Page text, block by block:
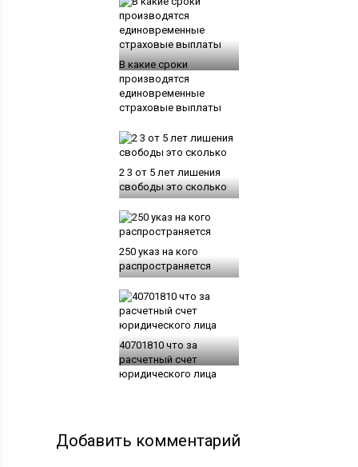
В какие сроки
производятся
единовременные
страховые выплаты
2 3 от 5 лет лишения
свободы это сколько
250 указ на кого
распространяется
40701810 что за
расчетный счет
юридического лица
Добавить комментарий